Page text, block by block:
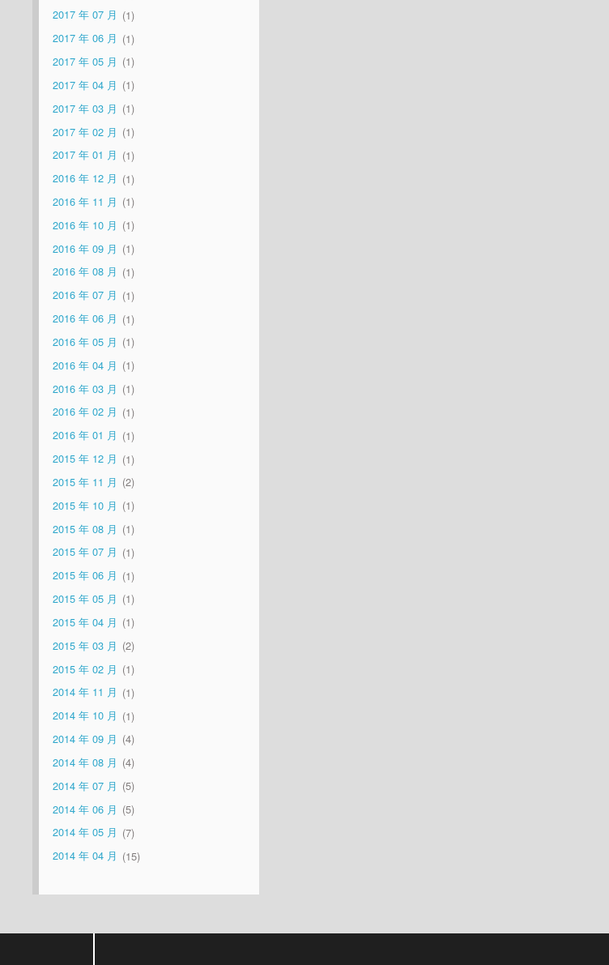
2017 年 07 月
1
2017 年 06 月
1
2017 年 05 月
1
2017 年 04 月
1
2017 年 03 月
1
2017 年 02 月
1
2017 年 01 月
1
2016 年 12 月
1
2016 年 11 月
1
2016 年 10 月
1
2016 年 09 月
1
2016 年 08 月
1
2016 年 07 月
1
2016 年 06 月
1
2016 年 05 月
1
2016 年 04 月
1
2016 年 03 月
1
2016 年 02 月
1
2016 年 01 月
1
2015 年 12 月
1
2015 年 11 月
2
2015 年 10 月
1
2015 年 08 月
1
2015 年 07 月
1
2015 年 06 月
1
2015 年 05 月
1
2015 年 04 月
1
2015 年 03 月
2
2015 年 02 月
1
2014 年 11 月
1
2014 年 10 月
1
2014 年 09 月
4
2014 年 08 月
4
2014 年 07 月
5
2014 年 06 月
5
2014 年 05 月
7
2014 年 04 月
15